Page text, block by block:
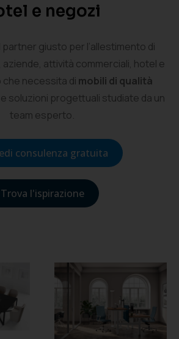
e negozi
partner giusto per l’allestimento di
attività commerciali, hotel e
necessita di mobili di qualità
e soluzioni progettuali studiate da un
team esperto.
consulenza gratuita
Trova l'ispirazione